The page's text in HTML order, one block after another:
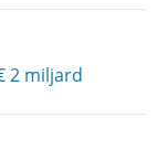
2 miljard